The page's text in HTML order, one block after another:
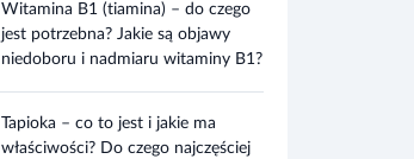
Witamina B1 (tiamina) – do czego
jest potrzebna? Jakie są objawy
niedoboru i nadmiaru witaminy B1?
Tapioka – co to jest i jakie ma
właściwości? Do czego najczęściej